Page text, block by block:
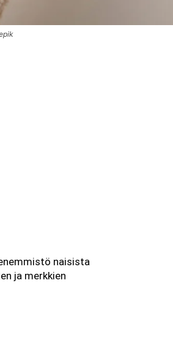
naisista
ja merkkien